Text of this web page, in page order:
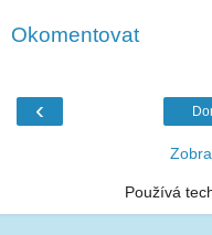
Okomentovat
‹
Používá